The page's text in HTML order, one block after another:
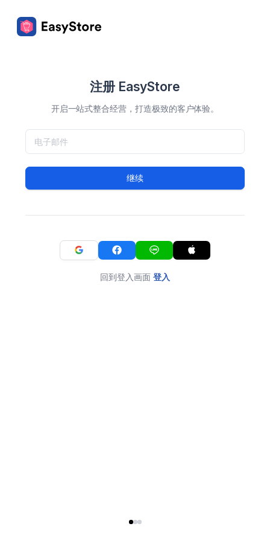
注册 EasyStore
开启一站式整合经营，打造极致的客户体验。
继续
回到登入画面 登入